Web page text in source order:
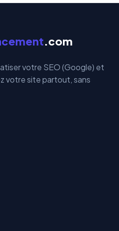
.com
votre SEO (Google) et
votre site partout, sans